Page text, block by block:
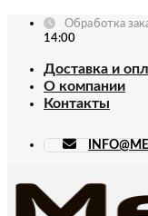
Skip
Обработка
14:00
Доставка и
О компании
Контакты